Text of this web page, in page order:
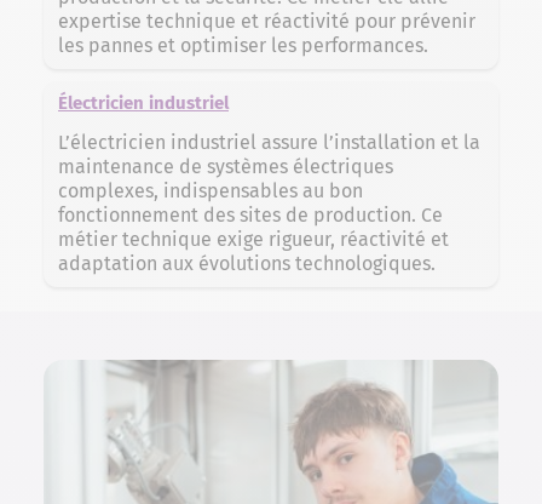
expertise technique et réactivité pour prévenir
les pannes et optimiser les performances.
Électricien industriel
L’électricien industriel assure l’installation et la
maintenance de systèmes électriques
complexes, indispensables au bon
fonctionnement des sites de production. Ce
métier technique exige rigueur, réactivité et
adaptation aux évolutions technologiques.